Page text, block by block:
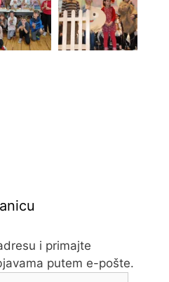
i primajte
putem e-pošte.